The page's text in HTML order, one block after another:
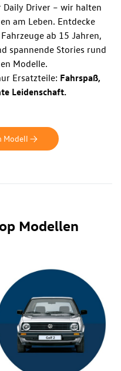
Driver – wir halten
am Leben. Entdecke
ab 15 Jahren,
spannende Stories rund
Modelle.
Ersatzteile: Fahrspaß,
Leidenschaft.
Modell ->
Modellen